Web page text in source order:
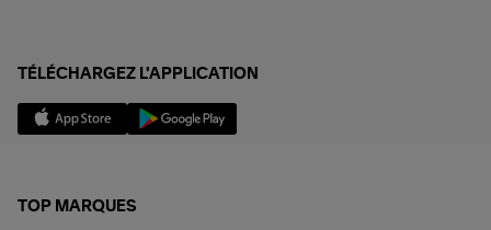
TÉLÉCHARGEZ L'APPLICATION
TOP MARQUES